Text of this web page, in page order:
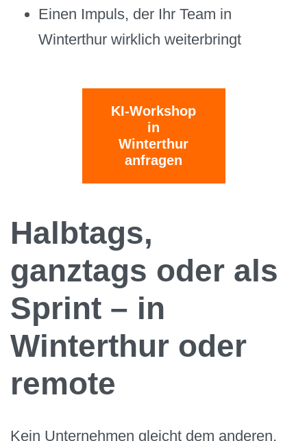
Einen Impuls, der Ihr Team in
Winterthur wirklich weiterbringt
KI-Workshop
in
Winterthur
anfragen
Halbtags,
ganztags oder als
Sprint – in
Winterthur oder
remote
Kein Unternehmen gleicht dem anderen,